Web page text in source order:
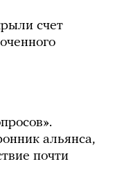
счет
альянса,
почти